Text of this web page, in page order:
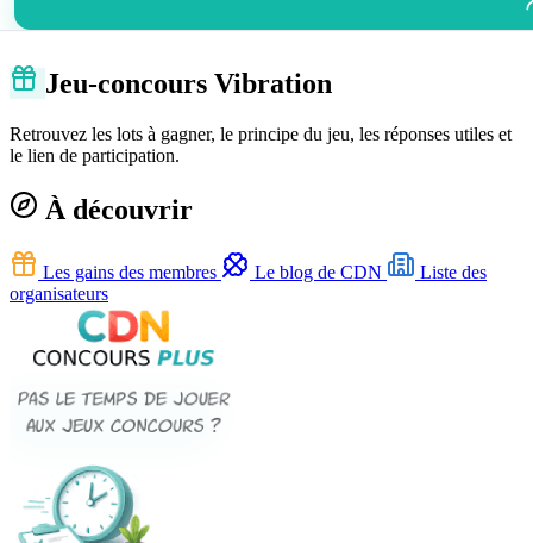
Jeu-concours Vibration
Retrouvez les lots à gagner, le principe du jeu, les réponses utiles et
le lien de participation.
À découvrir
Les gains des membres Le blog de CDN
Liste des
organisateurs